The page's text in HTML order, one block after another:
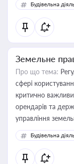
Будівельна
Земельне
Про що тема:
сфері
критично
орендарів та
управління
Будівельна